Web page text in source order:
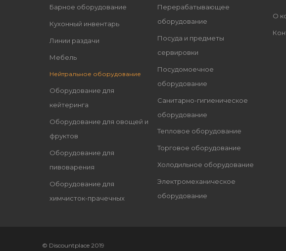
Барное оборудование
Кухонный инвентарь
Линии раздачи
Мебель
Нейтральное оборудование
Оборудование для
кейтеринга
Оборудование для овощей и
фруктов
Оборудование для
пивоварения
Оборудование для
химчисток-прачечных
Перерабатывающее
оборудование
Посуда и предметы
сервировки
Посудомоечное
оборудование
Санитарно-гигиеническое
оборудование
Тепловое оборудование
Торговое оборудование
Холодильное оборудование
Электромеханическое
оборудование
О
© Discountplace 2019